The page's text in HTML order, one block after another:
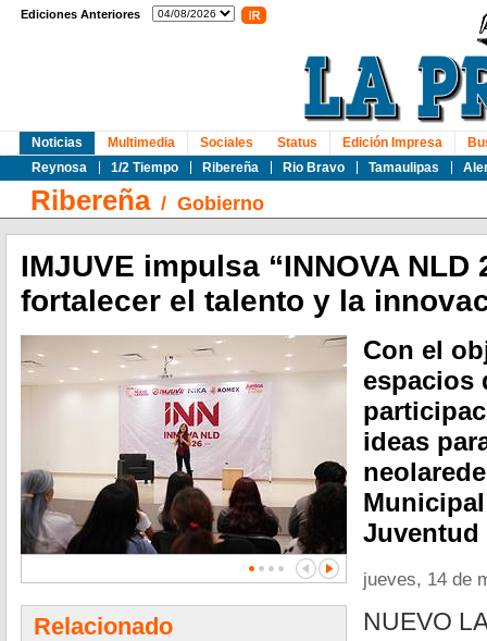
Ediciones Anteriores
Noticias
Reynosa
1/2 Tiempo Ribereña Rio Bravo Tamaulipas
Multimedia Sociales Status Edición Impresa
Ribereña/ Gobierno
IMJUVE impulsa “INNOVA NLD
fortalecer el talento y la
Relacionado
Con el
espacios
ideas
Juventud
jueves, 14 de
NUEVO